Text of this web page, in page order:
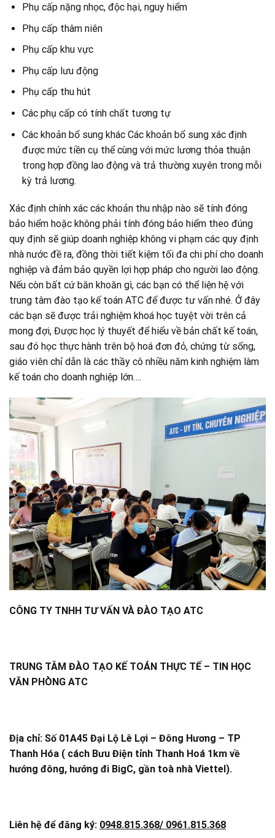
Phụ cấp nặng nhọc, độc hại, nguy hiểm
Phụ cấp thâm niên
Phụ cấp khu vực
Phụ cấp lưu động
Phụ cấp thu hút
Các phụ cấp có tính chất tương tự
Các khoản bổ sung khác Các khoản bổ sung xác định
được mức tiền cụ thể cùng với mức lương thỏa thuận
trong hợp đồng lao động và trả thường xuyên trong mỗi
kỳ trả lương.
Xác định chính xác các khoản thu nhập nào sẽ tính đóng
bảo hiểm hoặc không phải tính đóng bảo hiểm theo đúng
quy định sẽ giúp doanh nghiệp không vi phạm các quy định
nhà nước đề ra, đồng thời tiết kiệm tối đa chi phí cho doanh
nghiệp và đảm bảo quyền lợi hợp pháp cho người lao động.
Nếu còn bất cứ băn khoăn gì, các bạn có thể liện hệ với
trung tâm đào tạo kế toán ATC để được tư vấn nhé. Ở đây
các bạn sẽ được trải nghiệm khoá học tuyệt vời trên cả
mong đợi, Được học lý thuyết để hiểu về bản chất kế toán,
sau đó học thực hành trên bộ hoá đơn đỏ, chứng từ sống,
giáo viên chỉ dẫn là các thầy cô nhiều năm kinh nghiệm làm
kế toán cho doanh nghiệp lớn….
CÔNG TY TNHH TƯ VẤN VÀ ĐÀO TẠO ATC
TRUNG TÂM ĐÀO TẠO KẾ TOÁN THỰC TẾ – TIN HỌC
VĂN PHÒNG ATC
Địa chỉ: Số 01A45 Đại Lộ Lê Lợi – Đông Hương – TP
Thanh Hóa ( cách Bưu Điện tỉnh Thanh Hoá 1km về
hướng đông, hướng đi BigC, gần toà nhà Viettel).
Liên hệ để đăng ký: 0948.815.368/ 0961.815.368